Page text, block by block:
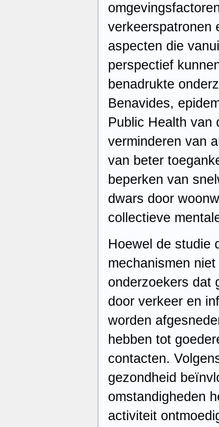
aspecten die
perspectief
benadrukte
Benavides,
Public Health van
verminderen van
van beter
beperken van
dwars door
collectieve
Hoewel de studie
mechanismen
onderzoekers dat
door verkeer en
worden
hebben tot
contacten.
gezondheid
omstandigheden
activiteit